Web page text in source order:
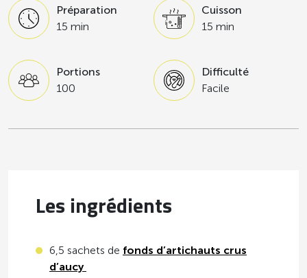
Préparation
15 min
Cuisson
15 min
Portions
100
Difficulté
Facile
Les ingrédients
6,5 sachets de fonds d’artichauts crus
d’aucy